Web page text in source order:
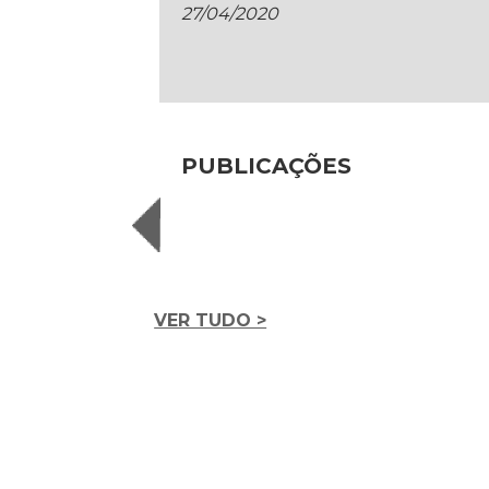
27/04/2020
PUBLICAÇÕES
VER TUDO >